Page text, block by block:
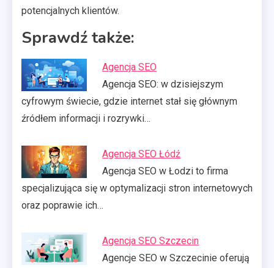
potencjalnych klientów.
Sprawdź także:
Agencja SEO
Agencja SEO: w dzisiejszym
cyfrowym świecie, gdzie internet stał się głównym
źródłem informacji i rozrywki…
Agencja SEO Łódź
Agencja SEO w Łodzi to firma
specjalizująca się w optymalizacji stron internetowych
oraz poprawie ich…
Agencja SEO Szczecin
Agencje SEO w Szczecinie oferują